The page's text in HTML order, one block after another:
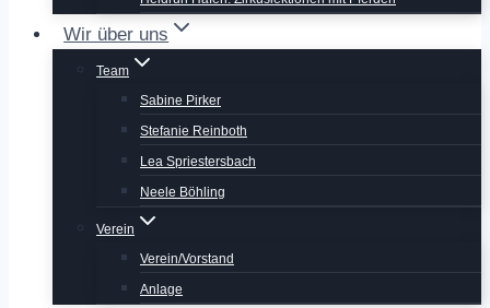
Wir über uns
Team
Sabine Pirker
Stefanie Reinboth
Lea Spriestersbach
Neele Böhling
Verein
Verein/Vorstand
Anlage